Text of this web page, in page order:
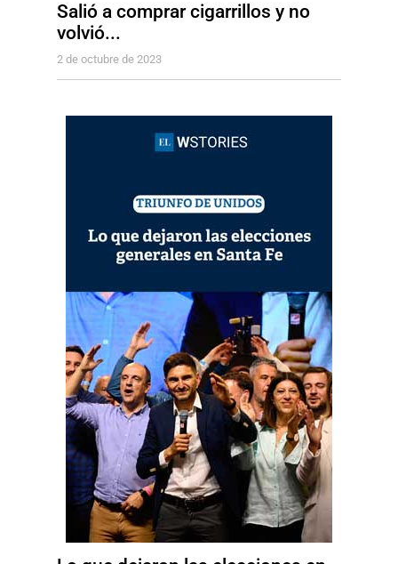
Salió a comprar cigarrillos y no
volvió...
2 de octubre de 2023